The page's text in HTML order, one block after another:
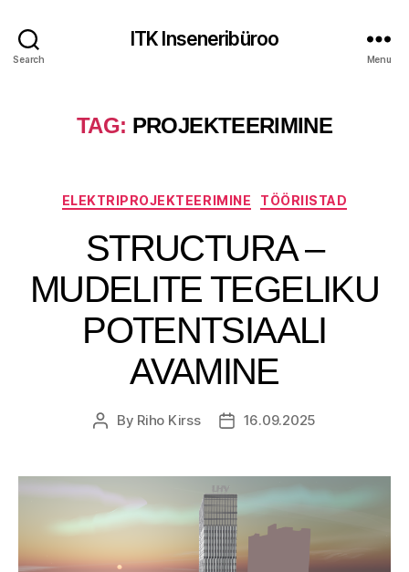
Search
ITK Inseneribüroo
Menu
TAG: PROJEKTEERIMINE
Categories
ELEKTRIPROJEKTEERIMINE TÖÖRIISTAD
STRUCTURA –
MUDELITE TEGELIKU
POTENTSIAALI
AVAMINE
Post
By Riho Kirss
Post16.09.2025